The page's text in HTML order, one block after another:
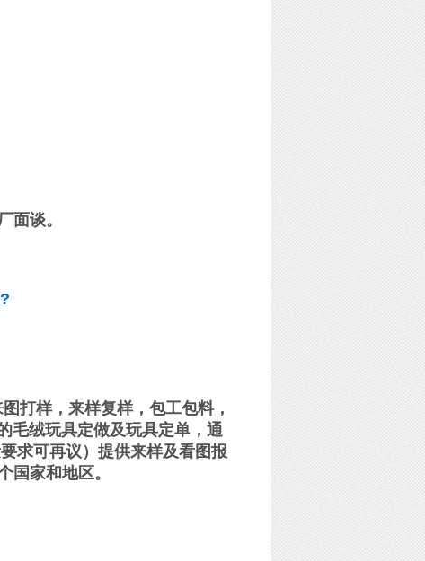
面谈。
打样，来样复样，包工包料，
毛绒玩具定做及玩具定单，通
求可再议）提供来样及看图报
国家和地区。